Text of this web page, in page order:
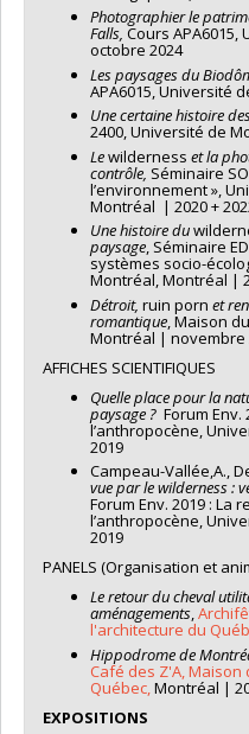
Photographier le
Falls, Cours
octobre 2024
Les paysages du
APA6015, Université
Une certaine histoire
2400, Université de
Lewilderness et la
contrôle, Séminaire
l’environnement »,
Montréal | 2020 +
Une histoire du
paysage, Séminaire
systèmes socio-
Montréal, Montréal |
Détroit, ruin porn et
romantique , Maison
Montréal | novembre
AFFICHES SCIENTIFIQUES
Quelle place pour la
paysage ? Forum Env.
l’anthropocène,
2019
Campeau-Vallée,A.,
vue par le wilderness :
Forum Env. 2019 : La
l’anthropocène,
2019
PANELS (Organisation et
Le retour du cheval
aménagements,
l'architecture du
Hippodrome de
Café des Z'A,
Québec, Montréal |
EXPOSITIONS